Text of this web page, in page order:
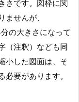
さです。図枠に関
せんが、
の大きさになって
（注釈）なども同
小した図面は、そ
要があります。